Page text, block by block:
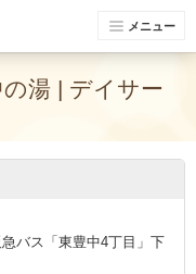
メニュー
湯 | デイサー
バス「東豊中4丁目」下